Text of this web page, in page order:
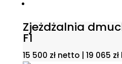
Zjeżdżalnia
F1
15 500 zł netto | 19 065 zł